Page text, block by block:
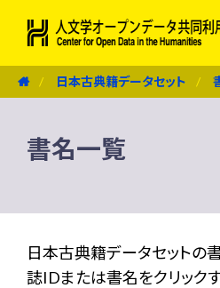
日本古典籍データセット
書名一覧
日本古典籍データセットの
誌IDまたは書名をクリック